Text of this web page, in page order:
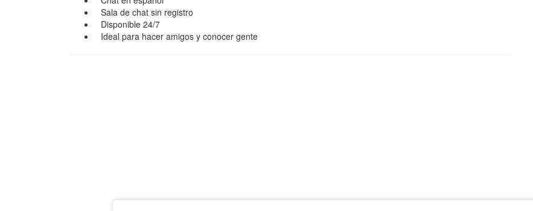
Sala de chat sin registro
Disponible 24/7
Ideal para hacer amigos y conocer gente